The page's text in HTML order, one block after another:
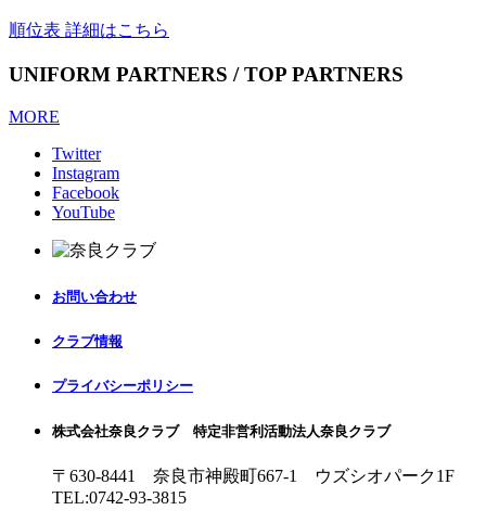
順位表 詳細はこちら
UNIFORM PARTNERS / TOP PARTNERS
MORE
Twitter
Instagram
Facebook
YouTube
お問い合わせ
クラブ情報
プライバシーポリシー
株式会社奈良クラブ 特定非営利活動法人奈良クラブ
〒630-8441 奈良市神殿町667-1
ウズシオパーク1F
TEL:0742-93-3815